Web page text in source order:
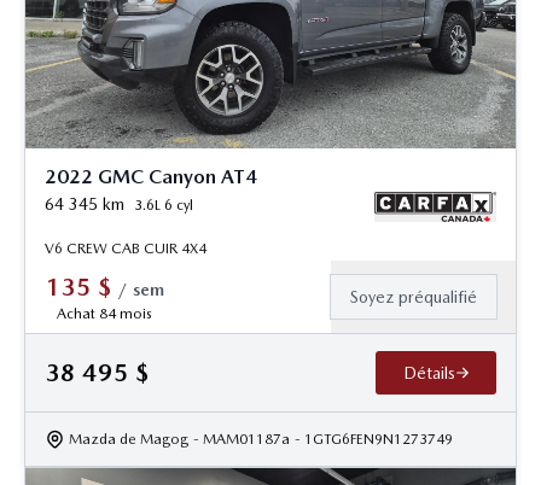
2022 GMC Canyon AT4
64 345 km 3.6L 6 cyl
V6 CREW CAB CUIR 4X4
135 $ / sem
Achat 84 mois
Soyez préqualifié
38 495 $ Détails
Mazda de Magog - MAM01187a - 1GTG6FEN9N1273749